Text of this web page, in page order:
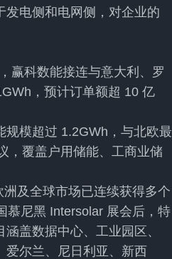
电侧和电网侧，对企业的
赢科数能接连与意大利、罗
，预计订单额超 10 亿
规模超过 1.2GWh，与北欧最
，覆盖户用储能、工商业储
及全球市场已连续获得多个
慕尼黑 Intersolar 展会后，特
盖数据中心、工业园区、
爱尔兰、尼日利亚、新西